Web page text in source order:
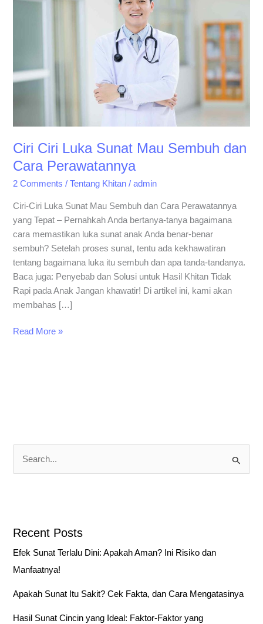
Ciri Ciri Luka Sunat Mau Sembuh dan
Cara Perawatannya
2 Comments /Tentang Khitan /admin
Ciri-Ciri Luka Sunat Mau Sembuh dan Cara Perawatannya
yang Tepat – Pernahkah Anda bertanya-tanya bagaimana
cara memastikan luka sunat anak Anda benar-benar
sembuh? Setelah proses sunat, tentu ada kekhawatiran
tentang bagaimana luka itu sembuh dan apa tanda-tandanya.
Baca juga: Penyebab dan Solusi untuk Hasil Khitan Tidak
Rapi pada Anak Jangan khawatir! Di artikel ini, kami akan
membahas […]
Perawatannya
Read More »
c
h
f
r
:
Recent Posts
Efek Sunat Terlalu Dini: Apakah Aman? Ini Risiko dan
Manfaatnya!
Apakah Sunat Itu Sakit? Cek Fakta, dan Cara Mengatasinya
Hasil Sunat Cincin yang Ideal: Faktor-Faktor yang